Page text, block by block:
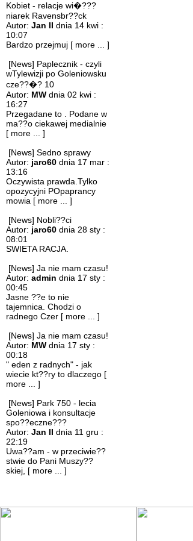
Kobiet - relacje wi�???
niarek Ravensbr??ck
Autor: Jan II dnia 14 kwi :
10:07
Bardzo przejmuj [ more ... ]
[News] Paplecznik - czyli
wTylewizji po Goleniowsku
cze??�? 10
Autor: MW dnia 02 kwi :
16:27
Przegadane to . Podane w
ma??o ciekawej medialnie
[ more ... ]
[News] Sedno sprawy
Autor: jaro60 dnia 17 mar :
13:16
Oczywista prawda.Tylko
opozycyjni POpaprancy
mowia [ more ... ]
[News] Nobli??ci
Autor: jaro60 dnia 28 sty :
08:01
SWIETA RACJA.
[News] Ja nie mam czasu!
Autor: admin dnia 17 sty :
00:45
Jasne ??e to nie
tajemnica. Chodzi o
radnego Czer [ more ... ]
[News] Ja nie mam czasu!
Autor: MW dnia 17 sty :
00:18
" eden z radnych" - jak
wiecie kt??ry to dlaczego [
more ... ]
[News] Park 750 - lecia
Goleniowa i konsultacje
spo??eczne???
Autor: Jan II dnia 11 gru :
22:19
Uwa??am - w przeciwie??
stwie do Pani Muszy??
skiej, [ more ... ]